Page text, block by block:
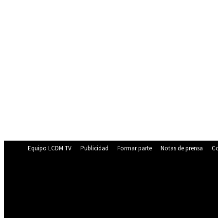
Equipo LCDM TV Publicidad Formar parte Notas de prensa